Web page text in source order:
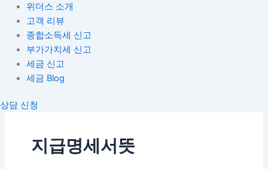
위더스 소개
고객 리뷰
종합소득세 신고
부가가치세 신고
세금 신고
세금 Blog
상담 신청
지급명세서뜻